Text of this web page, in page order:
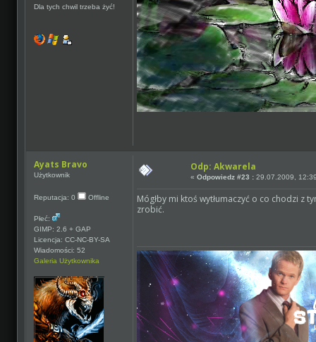
Dla tych chwil trzeba żyć!
Ayats Bravo
Użytkownik
Reputacja: 0 Offline
Płeć:
GIMP: 2.6 + GAP
Licencja: CC-NC-BY-SA
Wiadomości: 52
Galeria Użytkownika
Odp: Akwarela
«Odpowiedz #23 : 29.07.2009,
Mógłby mi ktoś wytłumaczyć o co chodzi z
zrobić.